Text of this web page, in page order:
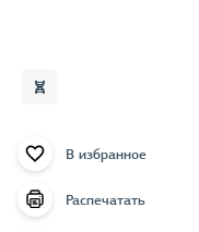
В избранное
Распечатать